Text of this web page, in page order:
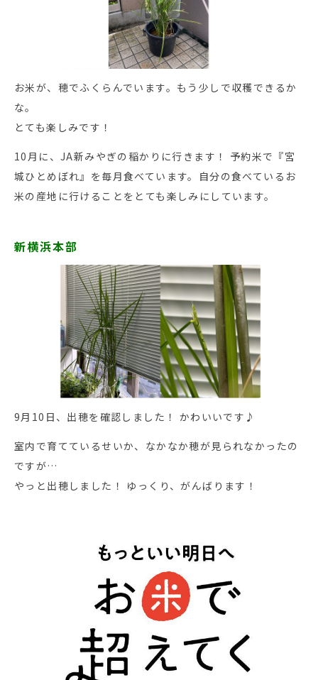
お米が、穂でふくらんでいます。もう少しで収穫できるか
な。
とても楽しみです！
10月に、JA新みやぎの稲かりに行きます！ 予約米で『宮
城ひとめぼれ』を毎月食べています。自分の食べているお
米の産地に行けることをとても楽しみにしています。
新横浜本部
9月10日、出穂を確認しました！ かわいいです♪
室内で育てているせいか、なかなか穂が見られなかったの
ですが…
やっと出穂しました！ ゆっくり、がんばります！